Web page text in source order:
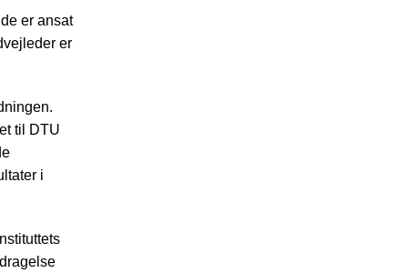
er ansat
er
til DTU
i